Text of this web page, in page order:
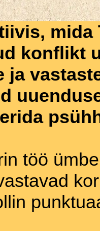
mida
konflikt
ja
töö